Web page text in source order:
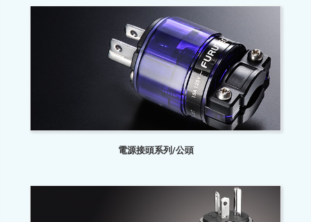
電源接頭系列/公頭